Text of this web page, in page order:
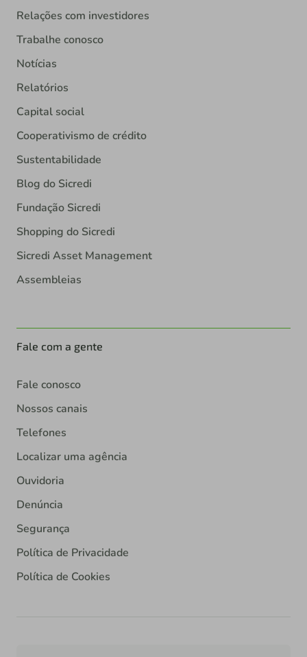
Relações com investidores
Trabalhe conosco
Notícias
Relatórios
Capital social
Cooperativismo de crédito
Sustentabilidade
Blog do Sicredi
Fundação Sicredi
Shopping do Sicredi
Sicredi Asset Management
Assembleias
Fale com a gente
Fale conosco
Nossos canais
Telefones
Localizar uma agência
Ouvidoria
Denúncia
Segurança
Política de Privacidade
Política de Cookies